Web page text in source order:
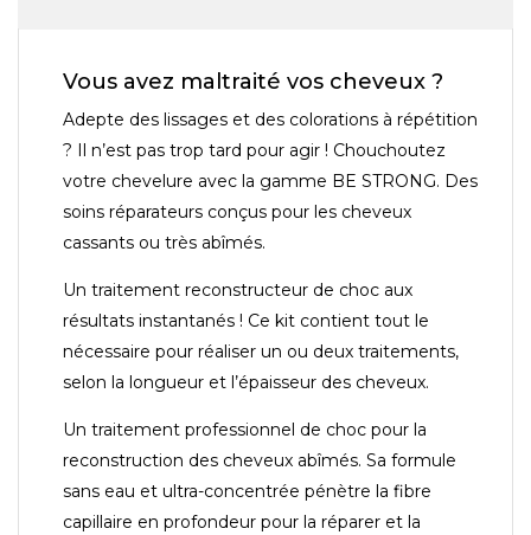
Vous avez maltraité vos cheveux ?
Adepte des lissages et des colorations à répétition
? Il n’est pas trop tard pour agir ! Chouchoutez
votre chevelure avec la gamme BE STRONG. Des
soins réparateurs conçus pour les cheveux
cassants ou très abîmés.
Un traitement reconstructeur de choc aux
résultats instantanés ! Ce kit contient tout le
nécessaire pour réaliser un ou deux traitements,
selon la longueur et l’épaisseur des cheveux.
Un traitement professionnel de choc pour la
reconstruction des cheveux abîmés. Sa formule
sans eau et ultra-concentrée pénètre la fibre
capillaire en profondeur pour la réparer et la